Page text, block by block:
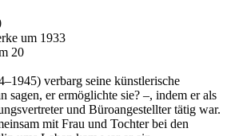
um 1933
20
verbarg seine künstlerische
sagen, er ermöglichte sie? –, indem er als
und Büroangestellter tätig war.
mit Frau und Tochter bei den